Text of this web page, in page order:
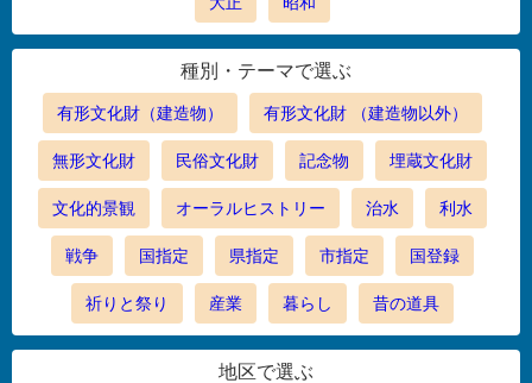
種別・テーマで選ぶ
有形文化財（建造物） 有形文化財 （建造物以外）
無形文化財 民俗文化財 記念物 埋蔵文化財
文化的景観 オーラルヒストリー 治水 利水
戦争 国指定 県指定 市指定 国登録
祈りと祭り 産業 暮らし 昔の道具
地区で選ぶ